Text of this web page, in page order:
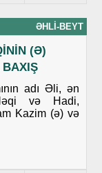
ƏHLI-BEYT
(Ə)
BAXIŞ
adı Əli, ən
və Hadi,
Kazim (ə) və